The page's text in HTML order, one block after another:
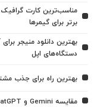
برتر برای گیمرها
بهترین دانلود منیجر
دستگاه‌های اپل
بهترین راه برای جذب
مقایسه Gemini و ChatGPT: کدام یک بهتر است؟